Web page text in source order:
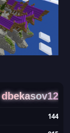
dbekasov12
144